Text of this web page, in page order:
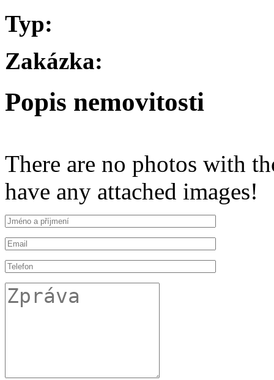
Typ:
Zakázka:
Popis nemovitosti
There are no photos with
have any attached images!